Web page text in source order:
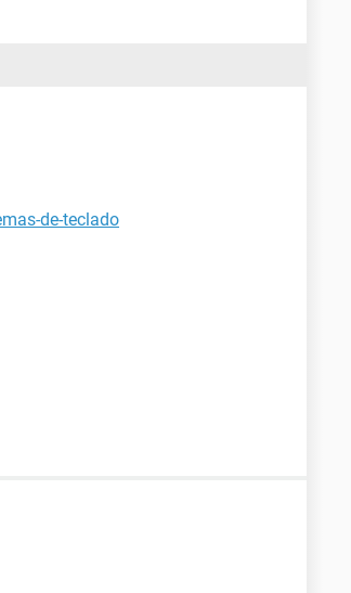
de-teclado